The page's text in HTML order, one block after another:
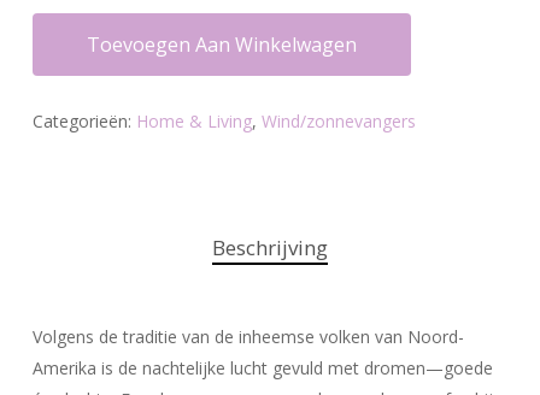
Toevoegen Aan Winkelwagen
Categorieën: Home & Living, Wind/zonnevangers
Beschrijving
Volgens de traditie van de inheemse volken van Noord-
Amerika is de nachtelijke lucht gevuld met dromen—goede